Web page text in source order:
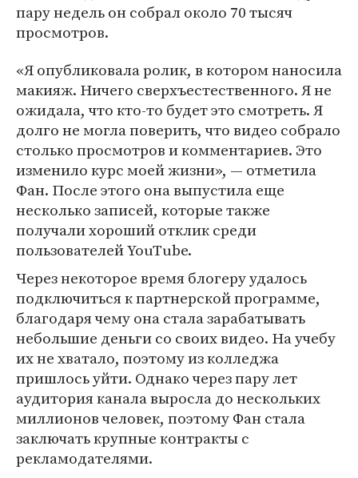
пару недель он собрал около 70 тысяч
просмотров.
«Я опубликовала ролик, в котором наносила
макияж. Ничего сверхъестественного. Я не
ожидала, что кто-то будет это смотреть. Я
долго не могла поверить, что видео собрало
столько просмотров и комментариев. Это
изменило курс моей жизни», — отметила
Фан. После этого она выпустила еще
несколько записей, которые также
получали хороший отклик среди
пользователей YouTube.
Через некоторое время блогеру удалось
подключиться к партнерской программе,
благодаря чему она стала зарабатывать
небольшие деньги со своих видео. На учебу
их не хватало, поэтому из колледжа
пришлось уйти. Однако через пару лет
аудитория канала выросла до нескольких
миллионов человек, поэтому Фан стала
заключать крупные контракты с
рекламодателями.